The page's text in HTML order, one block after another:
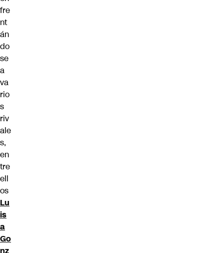
fre
nt
án
do
se
a
va
rio
s
riv
ale
s,
en
tre
ell
os
Lu
is
a
Go
nz